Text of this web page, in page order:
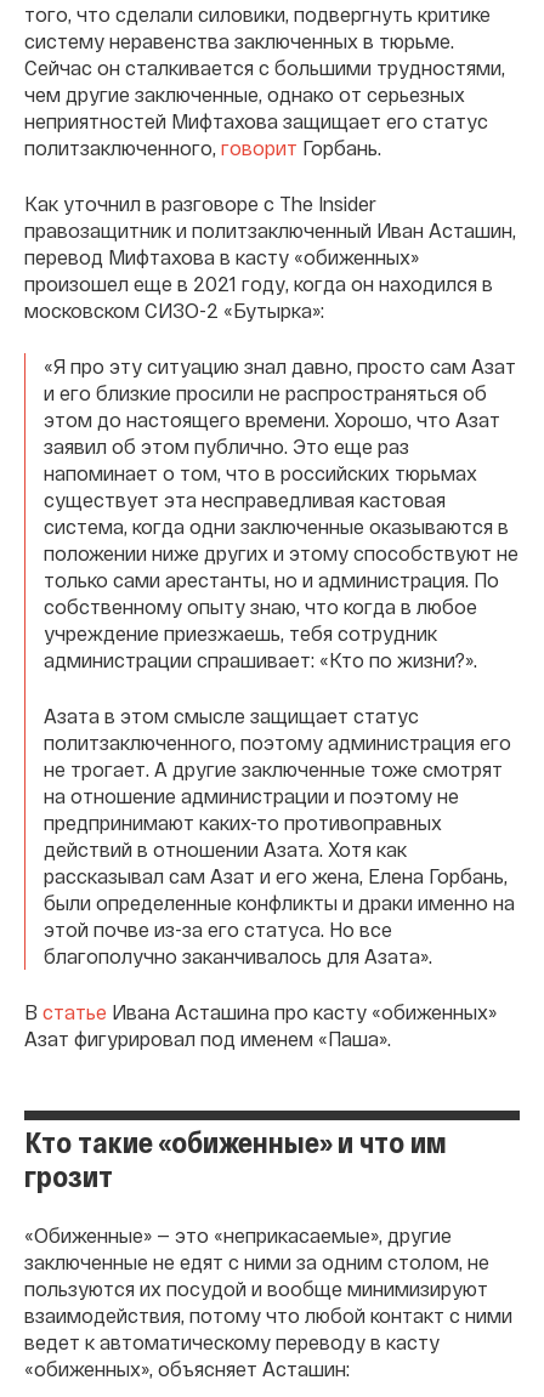
того, что сделали силовики, подвергнуть критике
систему неравенства заключенных в тюрьме.
Сейчас он сталкивается с большими трудностями,
чем другие заключенные, однако от серьезных
неприятностей Мифтахова защищает его статус
политзаключенного, говорит Горбань.
Как уточнил в разговоре с The Insider
правозащитник и политзаключенный Иван Асташин,
перевод Мифтахова в касту «обиженных»
произошел еще в 2021 году, когда он находился в
московском СИЗО-2 «Бутырка»:
«Я про эту ситуацию знал давно, просто сам Азат
и его близкие просили не распространяться об
этом до настоящего времени. Хорошо, что Азат
заявил об этом публично. Это еще раз
напоминает о том, что в российских тюрьмах
существует эта несправедливая кастовая
система, когда одни заключенные оказываются в
положении ниже других и этому способствуют не
только сами арестанты, но и администрация. По
собственному опыту знаю, что когда в любое
учреждение приезжаешь, тебя сотрудник
администрации спрашивает: «Кто по жизни?».
Азата в этом смысле защищает статус
политзаключенного, поэтому администрация его
не трогает. А другие заключенные тоже смотрят
на отношение администрации и поэтому не
предпринимают каких-то противоправных
действий в отношении Азата. Хотя как
рассказывал сам Азат и его жена, Елена Горбань,
были определенные конфликты и драки именно на
этой почве из-за его статуса. Но все
благополучно заканчивалось для Азата».
В статье Ивана Асташина про касту «обиженных»
Азат фигурировал под именем «Паша».
Кто такие «обиженные» и что им
грозит
«Обиженные» — это «неприкасаемые», другие
заключенные не едят с ними за одним столом, не
пользуются их посудой и вообще минимизируют
взаимодействия, потому что любой контакт с ними
ведет к автоматическому переводу в касту
«обиженных», объясняет Асташин: